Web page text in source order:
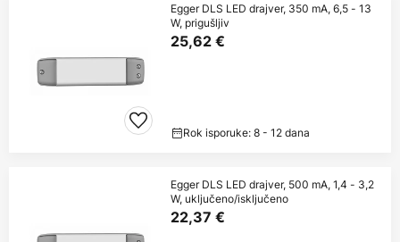
Egger DLS LED drajver, 350 mA, 6,5 - 13
W, prigušljiv
25,62 €
Rok isporuke: 8 - 12 dana
Egger DLS LED drajver, 500 mA, 1,4 - 3,2
W, uključeno/isključeno
22,37 €